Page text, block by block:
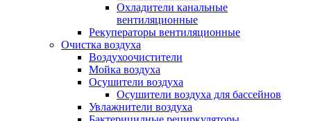
Охладители канальные
вентиляционные
Рекуператоры вентиляционные
Очистка воздуха
Воздухоочистители
Мойка воздуха
Осушители воздуха
Осушители воздуха для бассейнов
Увлажнители воздуха